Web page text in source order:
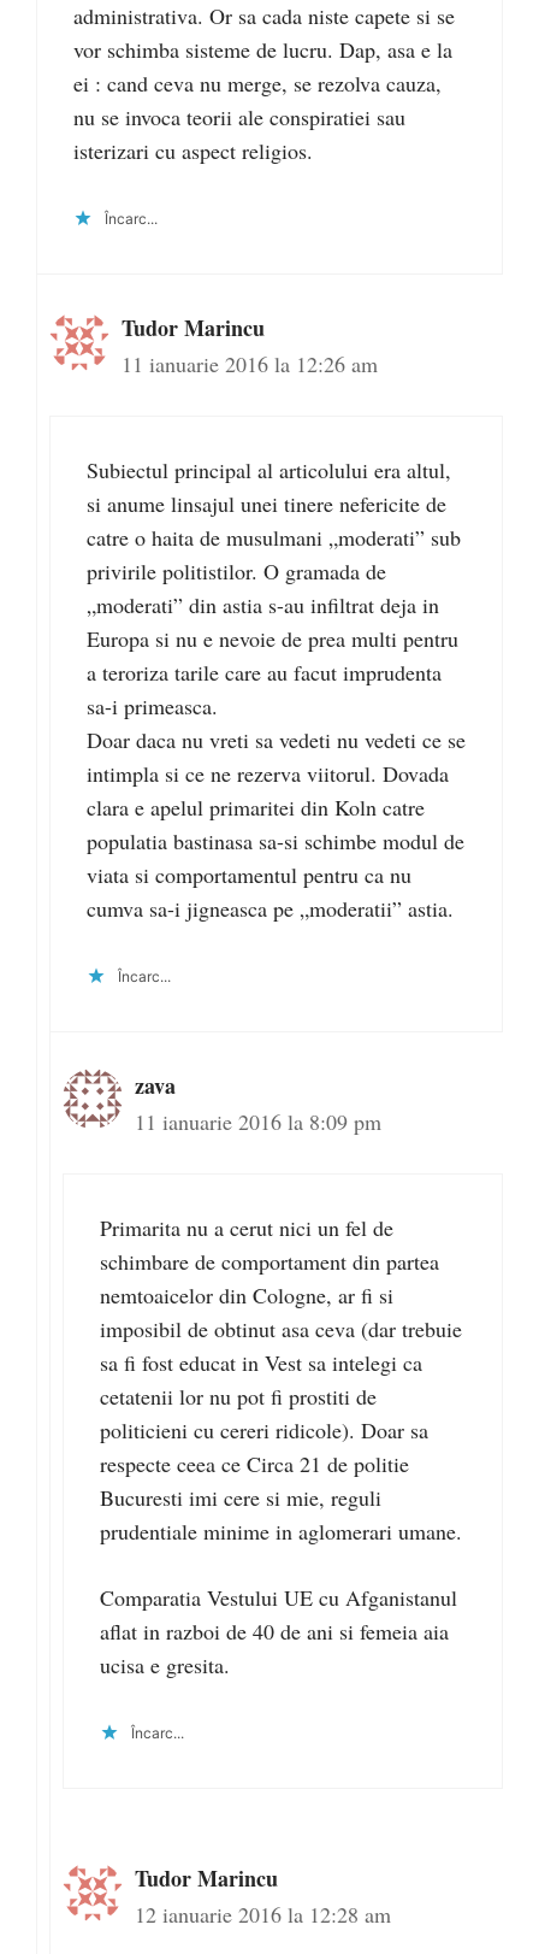
administrativa. Or sa cada niste capete si se
vor schimba sisteme de lucru. Dap, asa e la
ei : cand ceva nu merge, se rezolva cauza,
nu se invoca teorii ale conspiratiei sau
isterizari cu aspect religios.
Încarc...
Tudor Marincu
11 ianuarie 2016 la 12:26 am
Subiectul principal al articolului era altul,
si anume linsajul unei tinere nefericite de
catre o haita de musulmani „moderati” sub
privirile politistilor. O gramada de
„moderati” din astia s-au infiltrat deja in
Europa si nu e nevoie de prea multi pentru
a teroriza tarile care au facut imprudenta
sa-i primeasca.
Doar daca nu vreti sa vedeti nu vedeti ce se
intimpla si ce ne rezerva viitorul. Dovada
clara e apelul primaritei din Koln catre
populatia bastinasa sa-si schimbe modul de
viata si comportamentul pentru ca nu
cumva sa-i jigneasca pe „moderatii” astia.
Încarc...
zava
11 ianuarie 2016 la 8:09 pm
Primarita nu a cerut nici un fel de
schimbare de comportament din partea
nemtoaicelor din Cologne, ar fi si
imposibil de obtinut asa ceva (dar trebuie
sa fi fost educat in Vest sa intelegi ca
cetatenii lor nu pot fi prostiti de
politicieni cu cereri ridicole). Doar sa
respecte ceea ce Circa 21 de politie
Bucuresti imi cere si mie, reguli
prudentiale minime in aglomerari umane.
Comparatia Vestului UE cu Afganistanul
aflat in razboi de 40 de ani si femeia aia
ucisa e gresita.
Încarc...
Tudor Marincu
12 ianuarie 2016 la 12:28 am